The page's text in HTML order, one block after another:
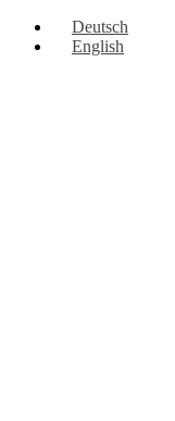
Deutsch
English